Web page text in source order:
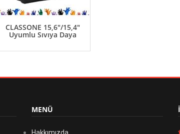
CLASSONE 15,6"/15,4"
Uyumlu Sıvıya Daya
MENÜ